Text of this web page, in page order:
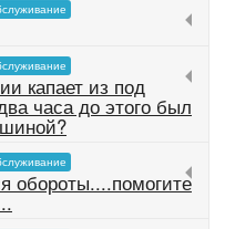
капает из под
часа до этого был
обороты....помогите